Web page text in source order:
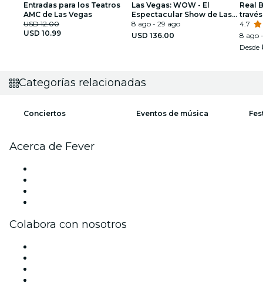
Entradas para los Teatros
AMC de Las Vegas
USD 12.00
USD 10.99
Las Vegas: WOW - El
Espectacular Show de Las
Vegas
8 ago - 29 ago
USD 136.00
Real
4.7
8 ago
Desde
Categorías relacionadas
Conciertos Eventos de música
Acerca de Fever
Colabora con nosotros